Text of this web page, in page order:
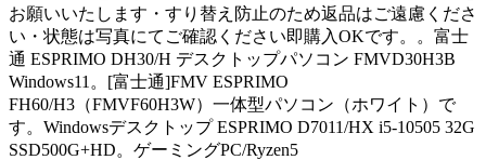
お願いいたします・すり替え防止のため返品はご遠慮くださ
い・状態は写真にてご確認ください即購入OKです。。富士
通 ESPRIMO DH30/H デスクトップパソコン FMVD30H3B
Windows11。[富士通]FMV ESPRIMO
FH60/H3（FMVF60H3W）一体型パソコン（ホワイト）で
す。Windowsデスクトップ ESPRIMO D7011/HX i5-10505 32G
SSD500G+HD。ゲーミングPC/Ryzen5